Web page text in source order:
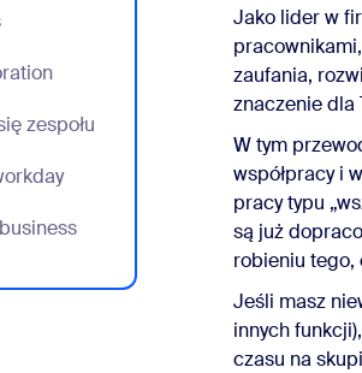
zespołu
się zespołu
workday
business
Jako lider w
zaufania,
znaczenie dla
W tym
współpracy i
pracy typu
są już
robieniu tego,
Jeśli masz
innych
czasu na